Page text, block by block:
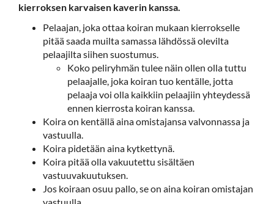
kierroksen karvaisen kaverin kanssa.
Pelaajan, joka ottaa koiran mukaan kierrokselle
pitää saada muilta samassa lähdössä olevilta
pelaajilta siihen suostumus.
Koko peliryhmän tulee näin ollen olla tuttu
pelaajalle, joka koiran tuo kentälle, jotta
pelaaja voi olla kaikkiin pelaajiin yhteydessä
ennen kierrosta koiran kanssa.
Koira on kentällä aina omistajansa valvonnassa ja
vastuulla.
Koira pidetään aina kytkettynä.
Koira pitää olla vakuutettu sisältäen
vastuuvakuutuksen.
Jos koiraan osuu pallo, se on aina koiran omistajan